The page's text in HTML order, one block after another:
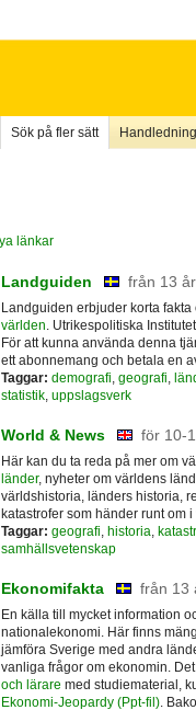
Sök på fler sätt Handledning
länkar
Landguiden från 13 år
Landguiden erbjuder korta fakta
världen . Utrikespolitiska
För att kunna använda denna
ett abonnemang och betala en
Taggar: demografi geografi
statistik, uppslagsverk
World & News för 10-
Här kan du ta reda på mer om
länder, nyheter om världens
världshistoria, länders historia,
katastrofer som händer runt om
Taggar: geografi, historia,
samhällsvetenskap
Ekonomifakta från 13
En källa till mycket information
nationalekonomi. Här finns
jämföra Sverige med andra
vanliga frågor om ekonomin.
och lärare med studiematerial,
Ekonomi-Jeopardy (Ppt-fil).